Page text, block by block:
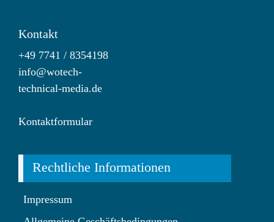
Kontakt
+49 7741 / 8354198
info@wotech-
technical-media.de
Kontaktformular
Rechtliche Informationen
Impressum